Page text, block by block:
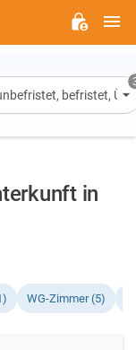
Wohnung, Haus
befristet,
in
WG-Zimmer (5)